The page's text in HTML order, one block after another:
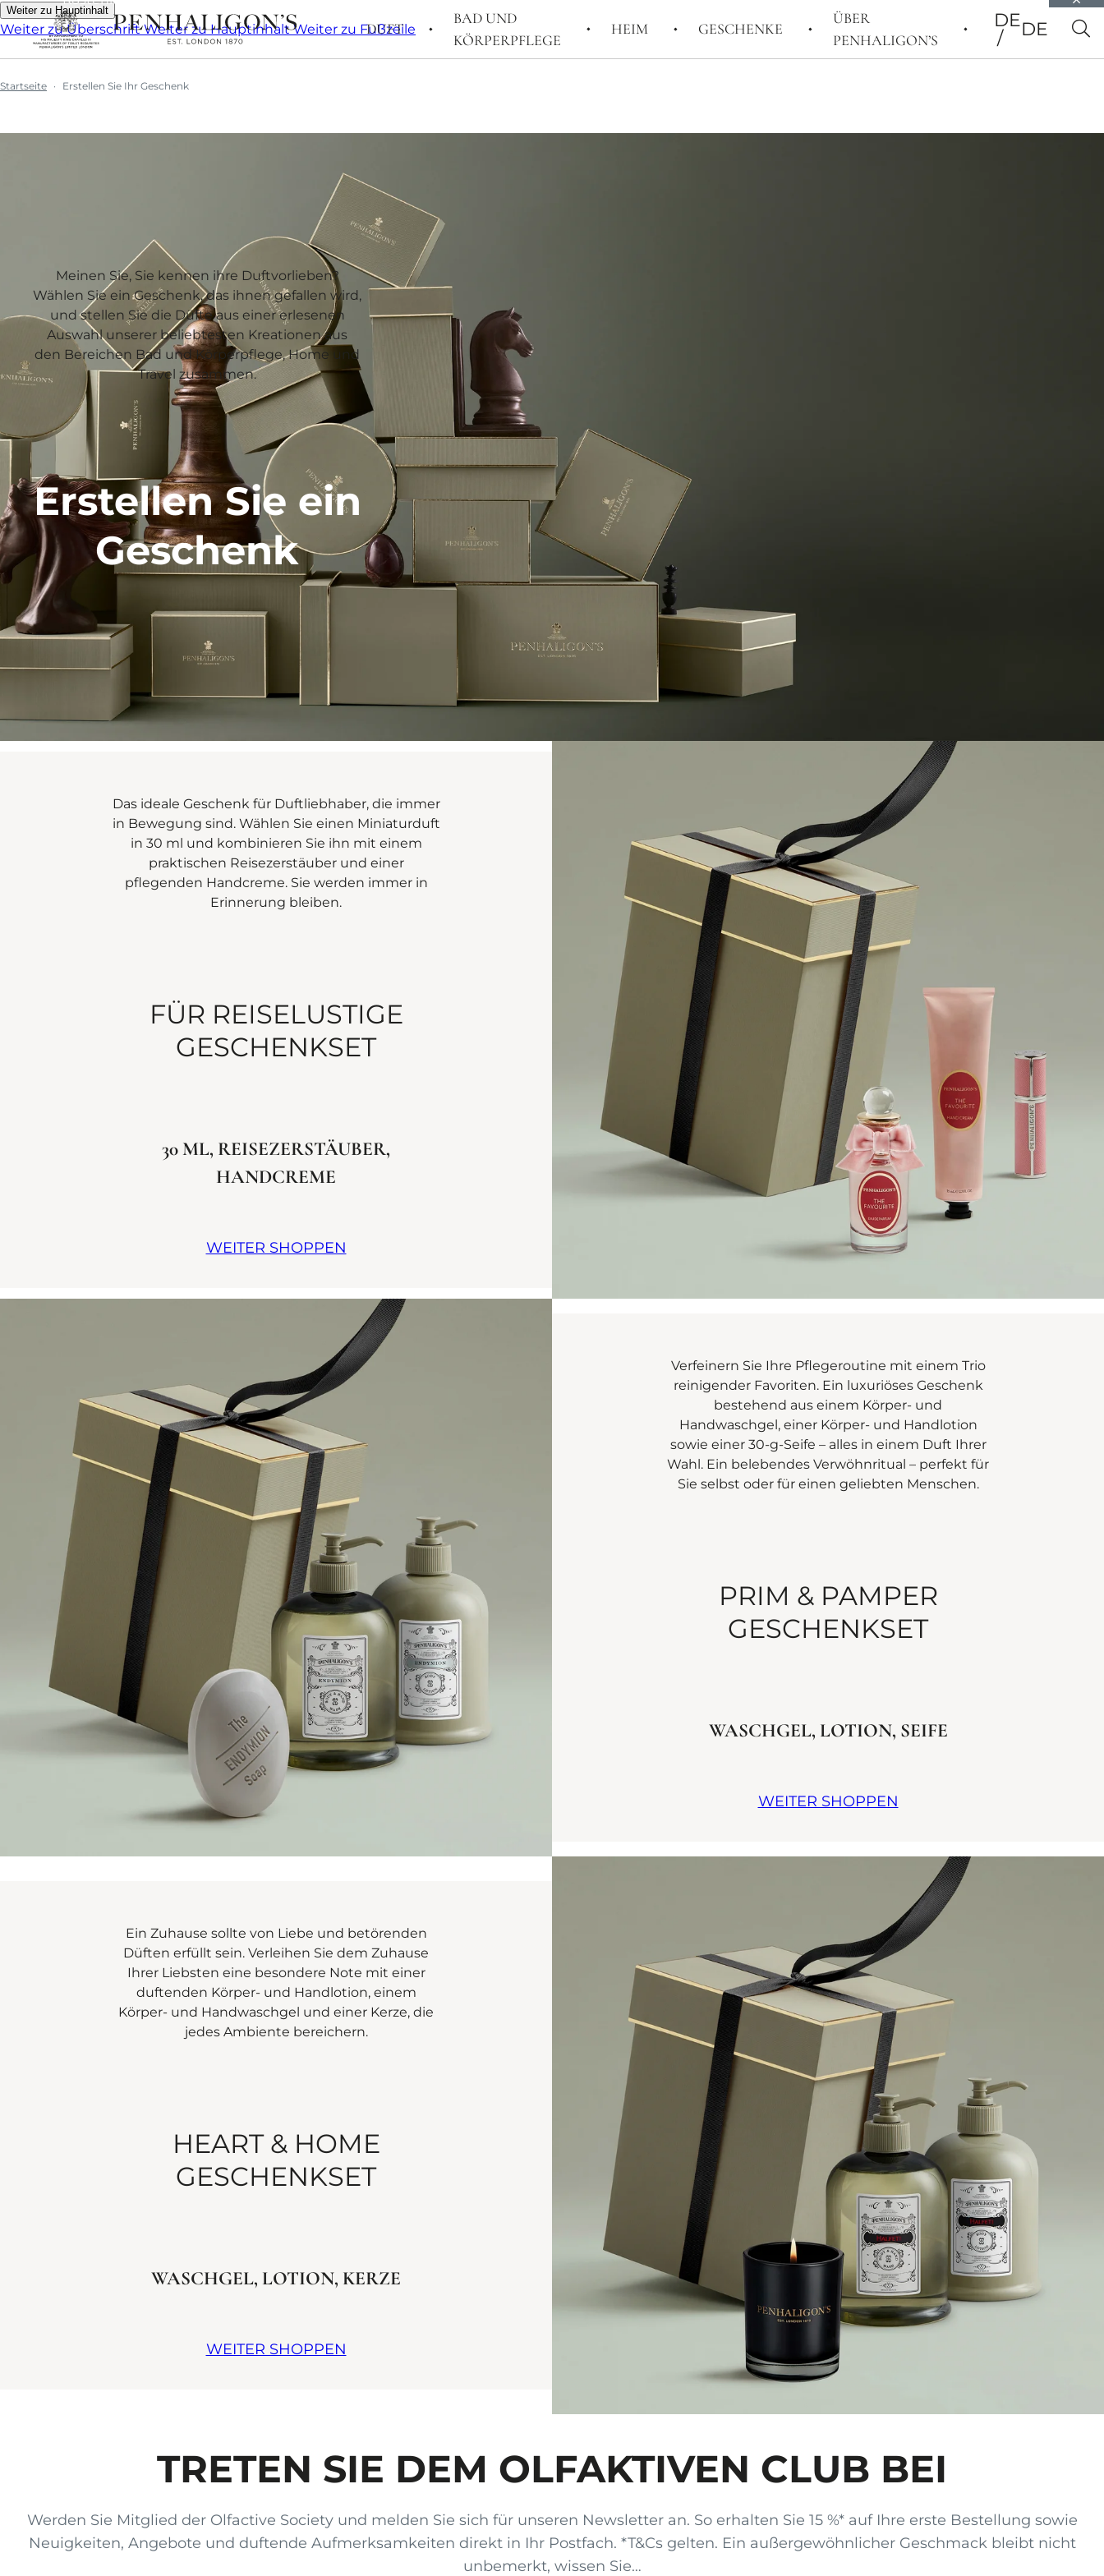
Weiter zu Hauptinhalt
Weiter zu ÜberschriftWeiter zu HauptinhaltWeiter zu Fußzeile
DUFT
BAD UND
KÖRPERPFLEGE
HEIM GESCHENKE
ÜBER
PENHALIGON’S
DEDE
Startseite Erstellen Sie Ihr Geschenk
Erstellen Sie ein
Geschenk
Meinen Sie, Sie kennen ihre Duftvorlieben?
Wählen Sie ein Geschenk, das ihnen gefallen wird,
und stellen Sie die Düfte aus einer erlesenen
Auswahl unserer beliebtesten Kreationen aus
den Bereichen Bad und Körperpflege, Home und
Travel zusammen.
FÜR REISELUSTIGE
GESCHENKSET
30 ML, REISEZERSTÄUBER,
HANDCREME​
Das ideale Geschenk für Duftliebhaber, die immer
in Bewegung sind. Wählen Sie einen Miniaturduft
in 30 ml und kombinieren Sie ihn mit einem
praktischen Reisezerstäuber und einer
pflegenden Handcreme. Sie werden immer in
Erinnerung bleiben.
WEITER SHOPPEN
PRIM & PAMPER
GESCHENKSET
WASCHGEL, LOTION, SEIFE
Verfeinern Sie Ihre Pflegeroutine mit einem Trio
reinigender Favoriten. Ein luxuriöses Geschenk
bestehend aus einem Körper- und
Handwaschgel, einer Körper- und Handlotion
sowie einer 30-g-Seife – alles in einem Duft Ihrer
Wahl. Ein belebendes Verwöhnritual – perfekt für
Sie selbst oder für einen geliebten Menschen.
WEITER SHOPPEN
HEART & HOME
GESCHENKSET
WASCHGEL, LOTION, KERZE
Ein Zuhause sollte von Liebe und betörenden
Düften erfüllt sein. Verleihen Sie dem Zuhause
Ihrer Liebsten eine besondere Note mit einer
duftenden Körper- und Handlotion, einem
Körper- und Handwaschgel und einer Kerze, die
jedes Ambiente bereichern.
WEITER SHOPPEN
TRETEN SIE DEM OLFAKTIVEN CLUB BEI
Werden Sie Mitglied der Olfactive Society und melden Sie sich für unseren Newsletter an. So erhalten Sie 15 %* auf Ihre erste Bestellung sowie
Neuigkeiten, Angebote und duftende Aufmerksamkeiten direkt in Ihr Postfach. *T&Cs gelten. Ein außergewöhnlicher Geschmack bleibt nicht
unbemerkt, wissen Sie…